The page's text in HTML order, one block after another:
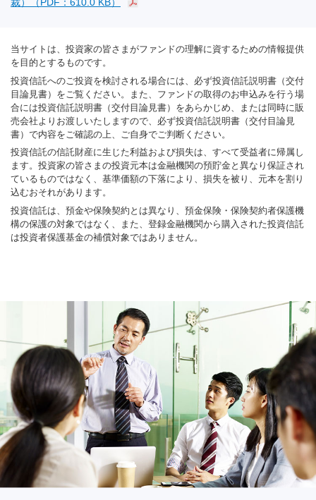
当サイトは、投資家の皆さまがファンドの理解に資するための情報提供
を目的とするものです。
投資信託へのご投資を検討される場合には、必ず投資信託説明書（交付
目論見書）をご覧ください。また、ファンドの取得のお申込みを行う場
合には投資信託説明書（交付目論見書）をあらかじめ、または同時に販
売会社よりお渡しいたしますので、必ず投資信託説明書（交付目論見
書）で内容をご確認の上、ご自身でご判断ください。
投資信託の信託財産に生じた利益および損失は、すべて受益者に帰属し
ます。投資家の皆さまの投資元本は金融機関の預貯金と異なり保証され
ているものではなく、基準価額の下落により、損失を被り、元本を割り
込むおそれがあります。
投資信託は、預金や保険契約とは異なり、預金保険・保険契約者保護機
構の保護の対象ではなく、また、登録金融機関から購入された投資信託
は投資者保護基金の補償対象ではありません。